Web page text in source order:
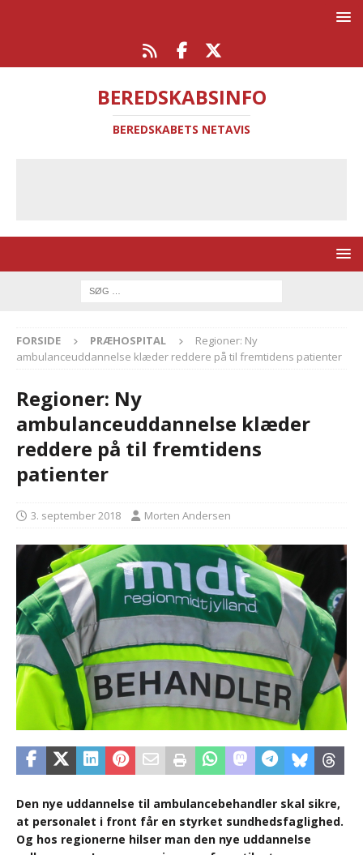
BEREDSKABSINFO
BEREDSKABETS NETAVIS
FORSIDE PRÆHOSPITAL
Regioner: Ny
ambulanceuddannelse klæder reddere på til fremtidens patienter
Regioner: Ny
ambulanceuddannelse klæder
reddere på til fremtidens
patienter
3. september 2018 Morten Andersen
Den nye uddannelse til ambulancebehandler skal sikre,
at personalet i front får en styrket sundhedsfaglighed.
Og hos regionerne hilser man den nye uddannelse